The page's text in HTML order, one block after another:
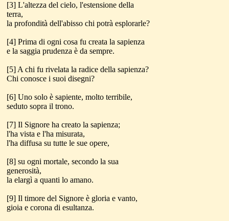
[3] L'altezza del cielo, l'estensione della
terra,
la profondità dell'abisso chi potrà esplorarle?
[4] Prima di ogni cosa fu creata la sapienza
e la saggia prudenza è da sempre.
[5] A chi fu rivelata la radice della sapienza?
Chi conosce i suoi disegni?
[6] Uno solo è sapiente, molto terribile,
seduto sopra il trono.
[7] Il Signore ha creato la sapienza;
l'ha vista e l'ha misurata,
l'ha diffusa su tutte le sue opere,
[8] su ogni mortale, secondo la sua
generosità,
la elargì a quanti lo amano.
[9] Il timore del Signore è gloria e vanto,
gioia e corona di esultanza.